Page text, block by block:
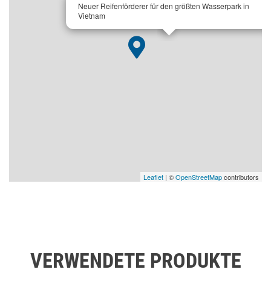
Neuer Reifenförderer für den größten Wasserpark in
Vietnam
Leaflet | ©OpenStreetMapcontributors
VERWENDETE PRODUKTE